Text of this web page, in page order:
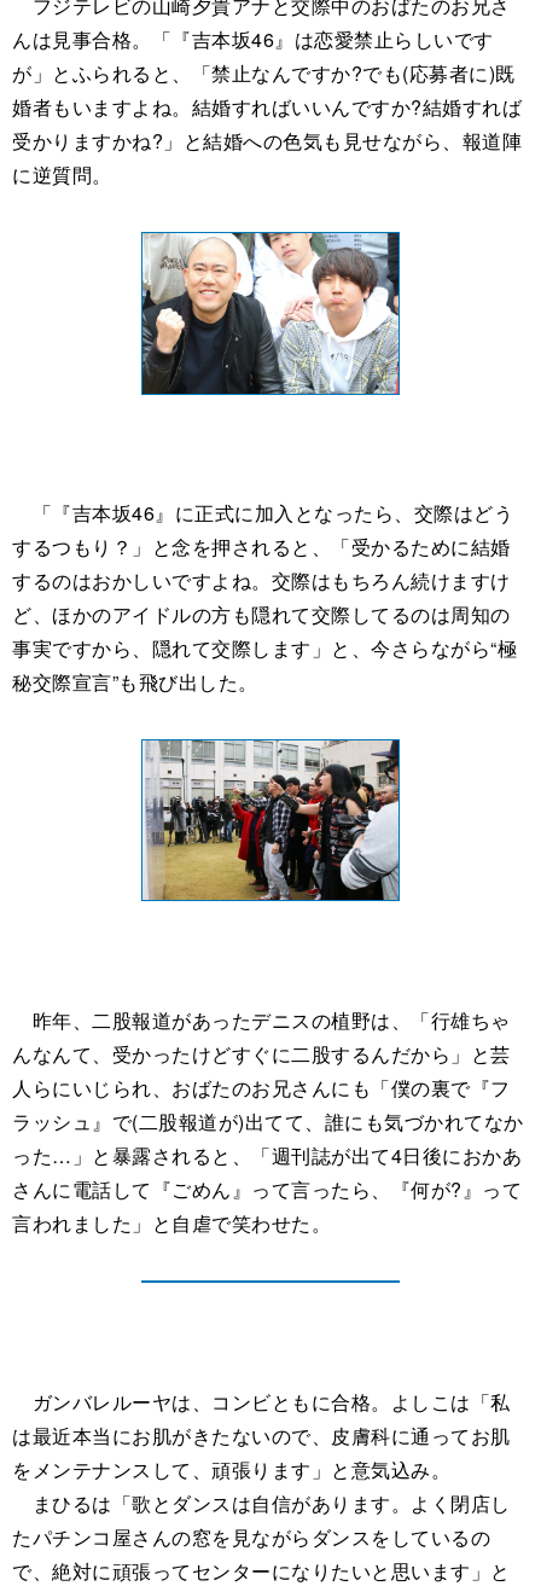
フジテレビの山崎夕貴アナと交際中のおばたのお兄さ
んは見事合格。「『吉本坂46』は恋愛禁止らしいです
が」とふられると、「禁止なんですか?でも(応募者に)既
婚者もいますよね。結婚すればいいんですか?結婚すれば
受かりますかね?」と結婚への色気も見せながら、報道陣
に逆質問。
「『吉本坂46』に正式に加入となったら、交際はどう
するつもり？」と念を押されると、「受かるために結婚
するのはおかしいですよね。交際はもちろん続けますけ
ど、ほかのアイドルの方も隠れて交際してるのは周知の
事実ですから、隠れて交際します」と、今さらながら“極
秘交際宣言”も飛び出した。
昨年、二股報道があったデニスの植野は、「行雄ちゃ
んなんて、受かったけどすぐに二股するんだから」と芸
人らにいじられ、おばたのお兄さんにも「僕の裏で『フ
ラッシュ』で(二股報道が)出てて、誰にも気づかれてなか
った…」と暴露されると、「週刊誌が出て4日後におかあ
さんに電話して『ごめん』って言ったら、『何が?』って
言われました」と自虐で笑わせた。
ガンバレルーヤは、コンビともに合格。よしこは「私
は最近本当にお肌がきたないので、皮膚科に通ってお肌
をメンテナンスして、頑張ります」と意気込み。
まひるは「歌とダンスは自信があります。よく閉店し
たパチンコ屋さんの窓を見ながらダンスをしているの
で、絶対に頑張ってセンターになりたいと思います」と